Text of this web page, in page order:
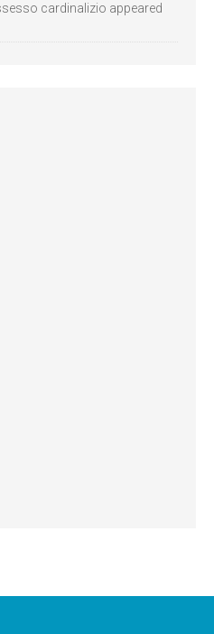
cardinalizio appeared